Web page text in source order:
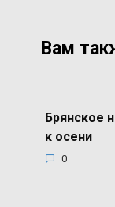
Вам
Брянское
к осени
0